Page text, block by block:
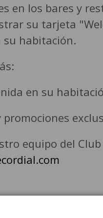
en los bares y
su tarjeta
su habitación.
en su
equipo del